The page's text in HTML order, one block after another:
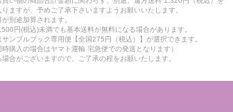
ますが、予めご了承下さいますようお願いいたします。
別途加算されます。
円(税込)未満でも基本送料が無料になる場合があります。
ンプルブック専用便【全国275円（税込）】が選択できます。
時購入の場合はヤマト運輸 宅急便での発送となります）
合がございますので、ご了承の程をお願いたします。